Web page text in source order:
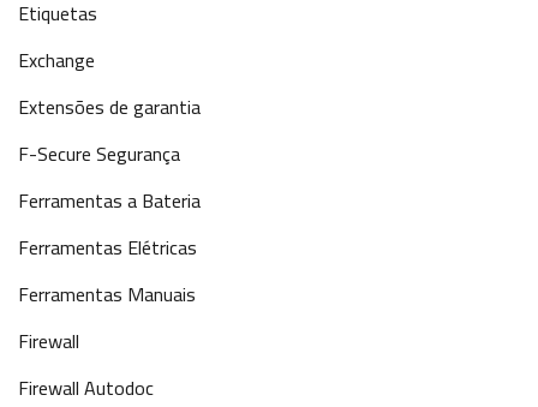
Etiquetas
Exchange
Extensões de garantia
F-Secure Segurança
Ferramentas a Bateria
Ferramentas Elétricas
Ferramentas Manuais
Firewall
Firewall Autodoc